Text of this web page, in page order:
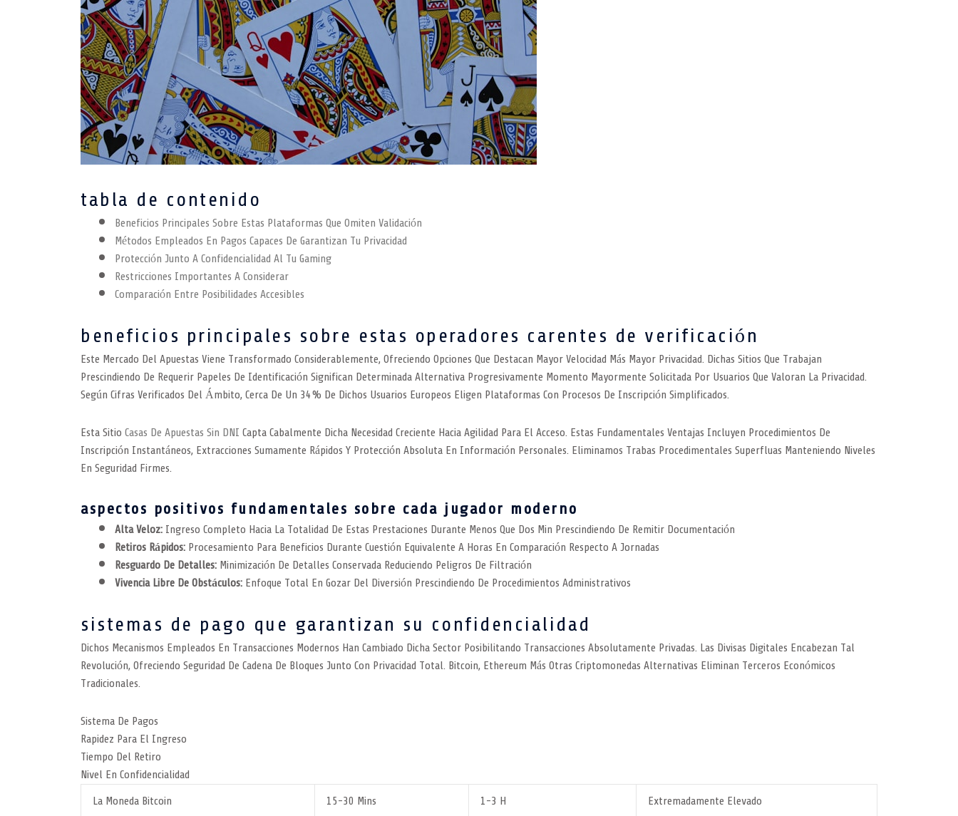
tabla de contenido
Beneficios Principales Sobre Estas Plataformas Que Omiten Validación
Métodos Empleados En Pagos Capaces De Garantizan Tu Privacidad
Protección Junto A Confidencialidad Al Tu Gaming
Restricciones Importantes A Considerar
Comparación Entre Posibilidades Accesibles
beneficios principales sobre estas operadores carentes de verificación
Este Mercado Del Apuestas Viene Transformado Considerablemente, Ofreciendo Opciones Que Destacan Mayor Velocidad Más Mayor Privacidad. Dichas Sitios Que Trabajan
Prescindiendo De Requerir Papeles De Identificación Significan Determinada Alternativa Progresivamente Momento Mayormente Solicitada Por Usuarios Que Valoran La Privacidad.
Según Cifras Verificados Del Ámbito, Cerca De Un 34% De Dichos Usuarios Europeos Eligen Plataformas Con Procesos De Inscripción Simplificados.
Esta SitioCasas De Apuestas Sin DNICapta Cabalmente Dicha Necesidad Creciente Hacia Agilidad Para El Acceso. Estas Fundamentales Ventajas Incluyen Procedimientos De
Inscripción Instantáneos, Extracciones Sumamente Rápidos Y Protección Absoluta En Información Personales. Eliminamos Trabas Procedimentales Superfluas Manteniendo Niveles
En Seguridad Firmes.
aspectos positivos fundamentales sobre cada jugador moderno
Alta Veloz:Ingreso Completo Hacia La Totalidad De Estas Prestaciones Durante Menos Que Dos Min Prescindiendo De Remitir Documentación
Retiros Rápidos:Procesamiento Para Beneficios Durante Cuestión Equivalente A Horas En Comparación Respecto A Jornadas
Resguardo De Detalles:Minimización De Detalles Conservada Reduciendo Peligros De Filtración
Vivencia Libre De Obstáculos:Enfoque Total En Gozar Del Diversión Prescindiendo De Procedimientos Administrativos
sistemas de pago que garantizan su confidencialidad
Dichos Mecanismos Empleados En Transacciones Modernos Han Cambiado Dicha Sector Posibilitando Transacciones Absolutamente Privadas. Las Divisas Digitales Encabezan Tal
Revolución, Ofreciendo Seguridad De Cadena De Bloques Junto Con Privacidad Total. Bitcoin, Ethereum Más Otras Criptomonedas Alternativas Eliminan Terceros Económicos
Tradicionales.
Sistema De Pagos
Rapidez Para El Ingreso
Tiempo Del Retiro
Nivel En Confidencialidad
La Moneda Bitcoin
15-30 Mins 1-3 H
Extremadamente Elevado